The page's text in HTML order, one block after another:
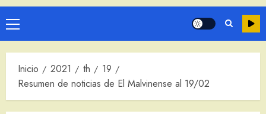
Menú
principal
Inicio 2021 th
19
Resumen de noticias de El Malvinense al 19/02